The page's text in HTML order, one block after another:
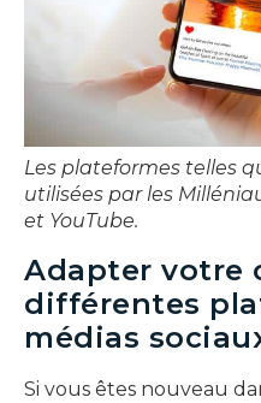
Les plateformes telles
utilisées par les
et YouTube.
Adapter votre
différentes
médias
Si vous êtes nouveau